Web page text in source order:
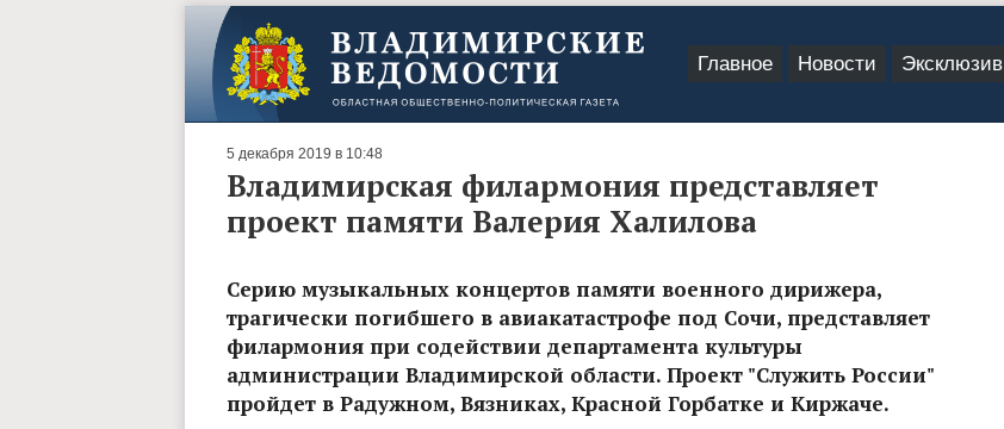
Главное Новости Эксклюзив
5 декабря 2019 в 10:48
Владимирская филармония представляет
проект памяти Валерия Халилова
Серию музыкальных концертов памяти военного дирижера,
трагически погибшего в авиакатастрофе под Сочи, представляет
филармония при содействии департамента культуры
администрации Владимирской области. Проект "Служить России"
пройдет в Радужном, Вязниках, Красной Горбатке и Киржаче.